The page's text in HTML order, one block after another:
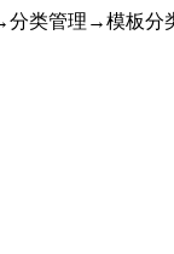
分类管理→模板分